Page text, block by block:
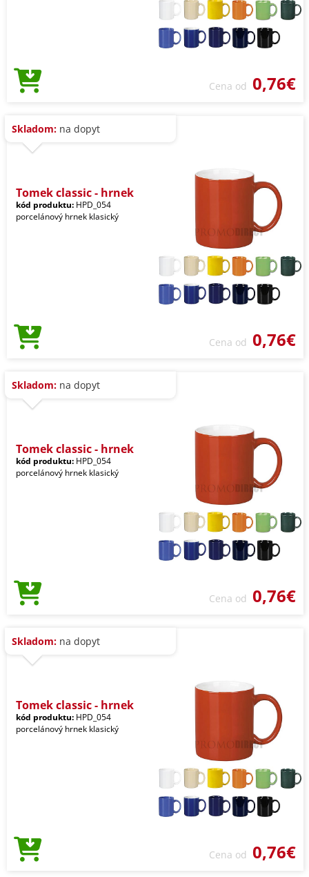
Cena od 0,76€
Skladom: na dopyt
Tomek classic - hrnek
kód produktu: HPD_054
porcelánový hrnek klasický
Cena od 0,76€
Skladom: na dopyt
Tomek classic - hrnek
kód produktu: HPD_054
porcelánový hrnek klasický
Cena od 0,76€
Skladom: na dopyt
Tomek classic - hrnek
kód produktu: HPD_054
porcelánový hrnek klasický
Cena od 0,76€